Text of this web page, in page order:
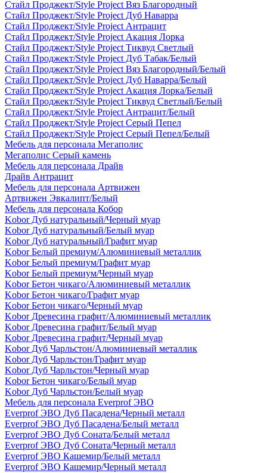
Стайл Проджект/Style Project Вяз Благородный
Стайл Проджект/Style Project Дуб Наварра
Стайл Проджект/Style Project Антрацит
Стайл Проджект/Style Project Акация Лорка
Стайл Проджект/Style Project Тиквуд Светлый
Стайл Проджект/Style Project Дуб Табак/Белый
Стайл Проджект/Style Project Вяз Благородный/Белый
Стайл Проджект/Style Project Дуб Наварра/Белый
Стайл Проджект/Style Project Акация Лорка/Белый
Стайл Проджект/Style Project Тиквуд Светлый/Белый
Стайл Проджект/Style Project Антрацит/Белый
Стайл Проджект/Style Project Серый Пепел
Стайл Проджект/Style Project Серый Пепел/Белый
Мебель для персонала Мегаполис
Мегаполис Серый камень
Мебель для персонала Драйв
Драйв Антрацит
Мебель для персонала Артвижен
Артвижен Эвкалипт/Белый
Мебель для персонала Кобор
Kobor Дуб натуральный/Черный муар
Kobor Дуб натуральный/Белый муар
Kobor Дуб натуральный/Графит муар
Kobor Белый премиум/Алюминиевый металлик
Kobor Белый премиум/Графит муар
Kobor Белый премиум/Черный муар
Kobor Бетон чикаго/Алюминиевый металлик
Kobor Бетон чикаго/Графит муар
Kobor Бетон чикаго/Черный муар
Kobor Древесина графит/Алюминиевый металлик
Kobor Древесина графит/Белый муар
Kobor Древесина графит/Черный муар
Kobor Дуб Чарльстон/Алюминиевый металлик
Kobor Дуб Чарльстон/Графит муар
Kobor Дуб Чарльстон/Черный муар
Kobor Бетон чикаго/Белый муар
Kobor Дуб Чарльстон/Белый муар
Мебель для персонала Everprof ЭВО
Everprof ЭВО Дуб Пасадена/Черный металл
Everprof ЭВО Дуб Пасадена/Белый металл
Everprof ЭВО Дуб Соната/Белый металл
Everprof ЭВО Дуб Соната/Черный металл
Everprof ЭВО Кашемир/Белый металл
Everprof ЭВО Кашемир/Черный металл